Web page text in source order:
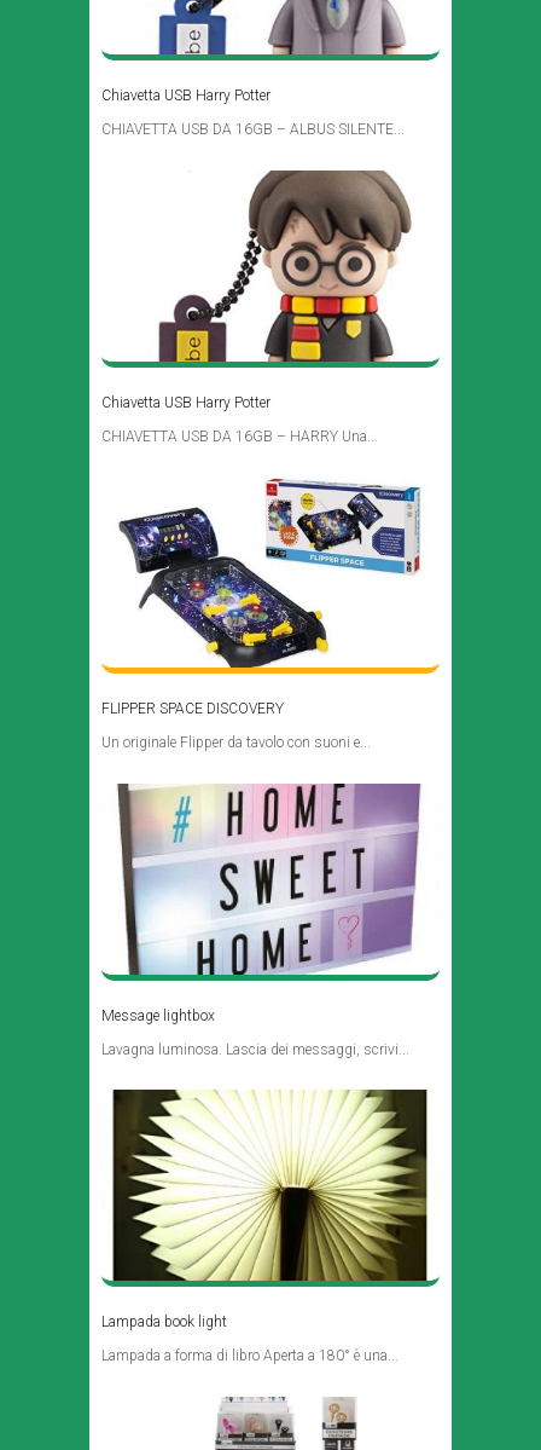
Chiavetta USB Harry Potter
CHIAVETTA USB DA 16GB – ALBUS SILENTE...
Chiavetta USB Harry Potter
CHIAVETTA USB DA 16GB – HARRY Una...
FLIPPER SPACE DISCOVERY
Un originale Flipper da tavolo con suoni e...
Message lightbox
Lavagna luminosa. Lascia dei messaggi, scrivi...
Lampada book light
Lampada a forma di libro Aperta a 180° è una...